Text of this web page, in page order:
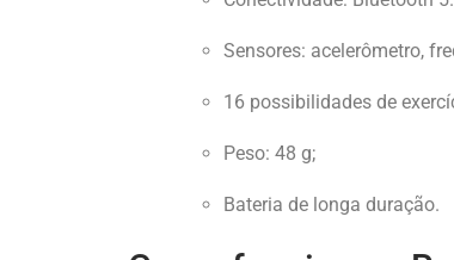
Sensores: acelerômetro,
16 possibilidades de
Peso: 48 g;
Bateria de longa duração.